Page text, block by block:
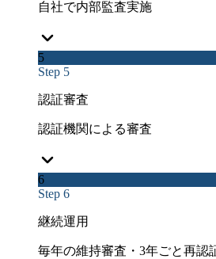
自社で内部監査実施
5
Step 5
認証審査
認証機関による審査
6
Step 6
継続運用
毎年の維持審査・3年ごと再認